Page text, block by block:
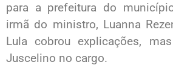
para a prefeitura do
irmã do ministro, Luanna
Lula cobrou explicações,
Juscelino no cargo.